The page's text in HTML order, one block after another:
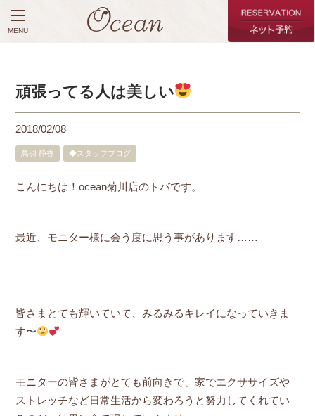
MENU
頑張ってる人は美しい
2018/02/08
鳥羽 静香 ◆スタッフブログ
こんにちは！ocean菊川店のトバです。
最近、モニター様に会う度に思う事があります……
皆さまとても輝いていて、みるみるキレイになっていきま
す〜
モニターの皆さまがとても前向きで、家でエクササイズや
ストレッチなど日常生活から変わろうと努力してくれてい